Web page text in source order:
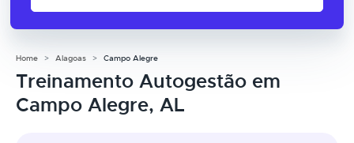
Home Alagoas Campo Alegre
Treinamento Autogestão em
Campo Alegre, AL